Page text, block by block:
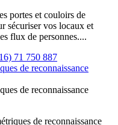
portes et couloirs de
sécuriser vos locaux et
flux de personnes....
71 750 887
de reconnaissance
de reconnaissance
de reconnaissance